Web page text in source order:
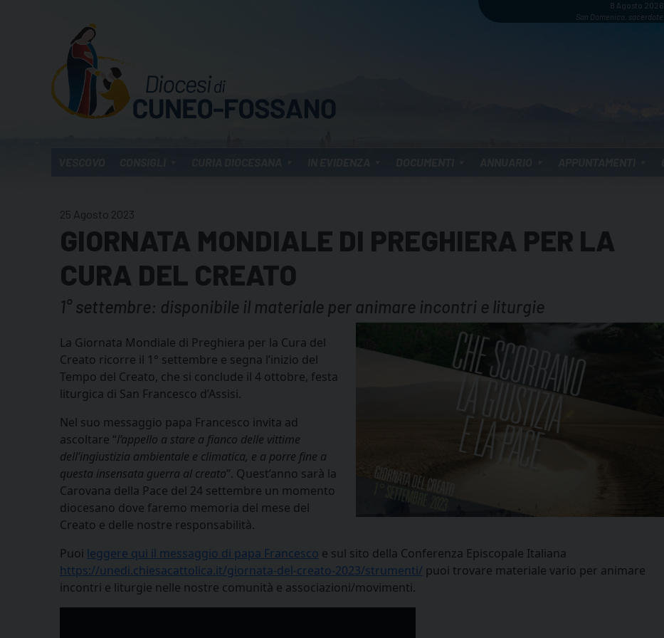
8 Agosto 2026
San Domenico, sacerdote
25 Agosto 2023
GIORNATA MONDIALE DI PREGHIERA PER LA
CURA DEL CREATO
1° settembre: disponibile il materiale per animare incontri e liturgie
La Giornata Mondiale di Preghiera per la Cura del
Creato ricorre il 1° settembre e segna l’inizio del
Tempo del Creato, che si conclude il 4 ottobre, festa
liturgica di San Francesco d’Assisi.
Nel suo messaggio papa Francesco invita ad
ascoltare “l’appello a stare a fianco delle vittime
dell’ingiustizia ambientale e climatica, e a porre fine a
questa insensata guerra al creato”. Quest’anno sarà la
Carovana della Pace del 24 settembre un momento
diocesano dove faremo memoria del mese del
Creato e delle nostre responsabilità.
Puoi leggere qui il messaggio di papa Francesco e sul sito della Conferenza Episcopale Italiana
https://unedi.chiesacattolica.it/giornata-del-creato-2023/strumenti/ puoi trovare materiale vario per animare
incontri e liturgie nelle nostre comunità e associazioni/movimenti.